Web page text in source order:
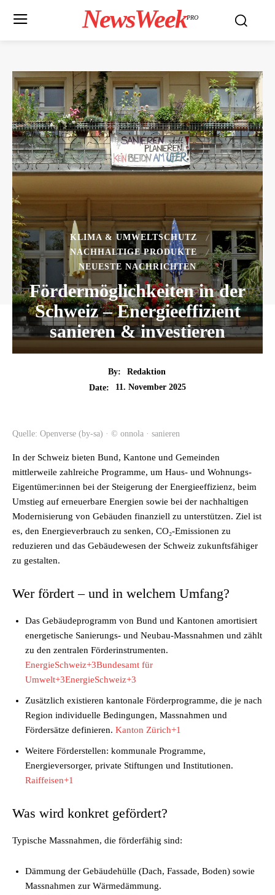
NewsWeekPRO
KLIMA & UMWELTSCHUTZ
NACHHALTIGE PRODUKTE
NEUESTE NACHRICHTEN
Fördermöglichkeiten in der
Schweiz – Energieeffizient
sanieren & investieren
By:
Redaktion
Date:
11. November 2025
Quelle: Openverse (by-sa) · © onnola · sanieren
In der Schweiz bieten Bund, Kantone und Gemeinden
mittlerweile zahlreiche Programme, um Haus- und Wohnungs-
Eigentümer:innen bei der Steigerung der Energieeffizienz, beim
Umstieg auf erneuerbare Energien sowie bei der nachhaltigen
Modernisierung von Gebäuden finanziell zu unterstützen. Ziel ist
es, den Energieverbrauch zu senken, CO₂-Emissionen zu
reduzieren und das Gebäudewesen der Schweiz zukunftsfähiger
zu gestalten.
Wer fördert – und in welchem Umfang?
Das Gebäudeprogramm von Bund und Kantonen amortisiert
energetische Sanierungs- und Neubau-Massnahmen und zählt
zu den zentralen Förderinstrumenten.
EnergieSchweiz+3Bundesamt für
Umwelt+3EnergieSchweiz+3
Zusätzlich existieren kantonale Förderprogramme, die je nach
Region individuelle Bedingungen, Massnahmen und
Fördersätze definieren. Kanton Zürich+1
Weitere Förderstellen: kommunale Programme,
Energieversorger, private Stiftungen und Institutionen.
Raiffeisen+1
Was wird konkret gefördert?
Typische Massnahmen, die förderfähig sind:
Dämmung der Gebäudehülle (Dach, Fassade, Boden) sowie
Massnahmen zur Wärmedämmung.